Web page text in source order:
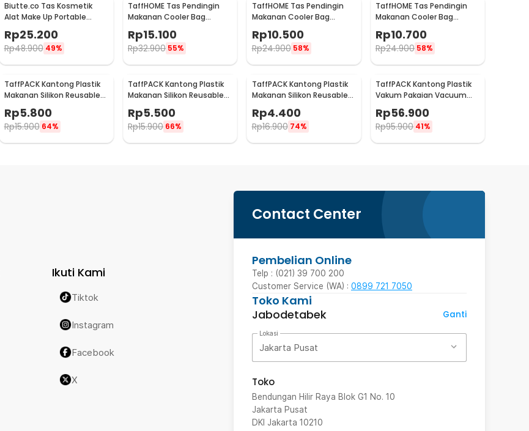
Biutte.co Tas Kosmetik
Alat Make Up Portable
Rp25.200
Rp48.900 49%
TaffHOME Tas Pendingin
Makanan Cooler Bag
Inch - H07
Rp15.100
Rp32.900 55%
TaffHOME Tas Pendingin
Makanan Cooler Bag
28x14x17cm - H24
Rp10.500
Rp24.900 58%
TaffHOME Tas Pendingin
Makanan Cooler Bag
21x14x17cm - H24
Rp10.700
Rp24.900 58%
TaffPACK Kantong Plastik
Makanan Silikon Reusable
Food Bag Ziplock Size L -
PK-15
Rp5.800
Rp15.900 64%
TaffPACK Kantong Plastik
Makanan Silikon Reusable
PK-15
Rp5.500
Rp15.900 66%
TaffPACK Kantong Plastik
Makanan Silikon Reusable
PK-15
Rp4.400
Rp16.900 74%
TaffPACK Kantong Plastik
Vakum Pakaian Vacuum
Bag 8 PCS with Hand Pump
- SN1000
Rp56.900
Rp95.900 41%
Contact Center
Pembelian Online
Telp : (021) 39 700 200
Customer Service (WA) : 0899 721 7050
Toko Kami
Jabodetabek
Ganti
Lokasi
Jakarta Pusat
Toko
Bendungan Hilir Raya Blok G1 No. 10
Jakarta Pusat
DKI Jakarta 10210
Ikuti Kami
Tiktok
Instagram
Facebook
X